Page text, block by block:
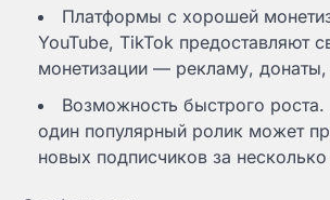
Платформы с хорошей
YouTube, TikTok предоставляют
монетизации — рекламу, донаты,
Возможность быстрого
один популярный ролик может
новых подписчиков за